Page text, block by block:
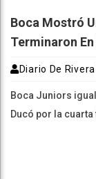
Boca Mostró
Terminaron
Diario De Rivera
Boca Juniors
Ducó por la